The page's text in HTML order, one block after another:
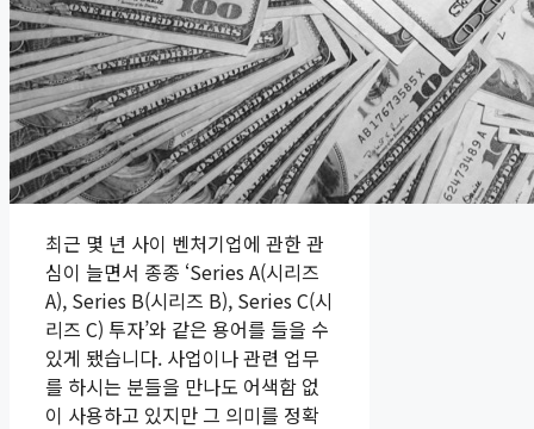
최근 몇 년 사이 벤처기업에 관한 관
심이 늘면서 종종 ‘Series A(시리즈
A), Series B(시리즈 B), Series C(시
리즈 C) 투자’와 같은 용어를 들을 수
있게 됐습니다. 사업이나 관련 업무
를 하시는 분들을 만나도 어색함 없
이 사용하고 있지만 그 의미를 정확